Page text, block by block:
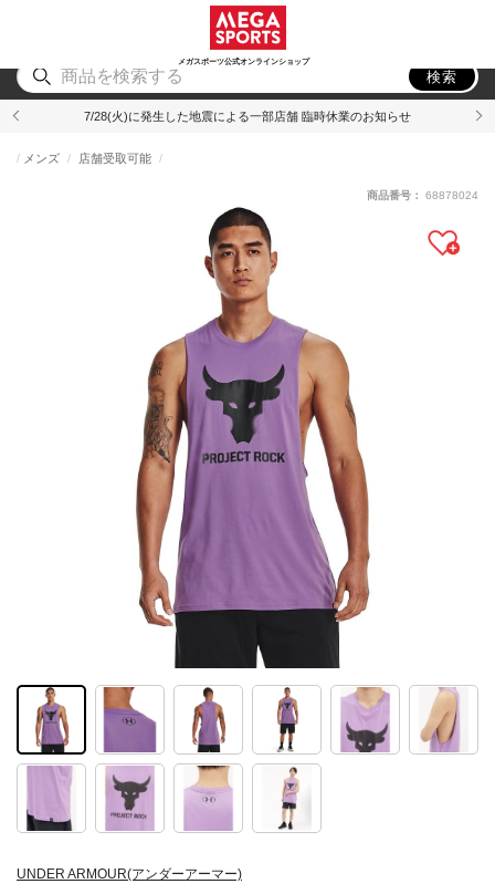
メガスポーツ公式オンラインショップ
アウトドア
検索
7/28(火)に発生した地震による一部店舗 臨時休業のお知らせ
UNDER ARMOUR(アンダーアーマー)
メンズ 店舗受取可能
商品番号： 68878024